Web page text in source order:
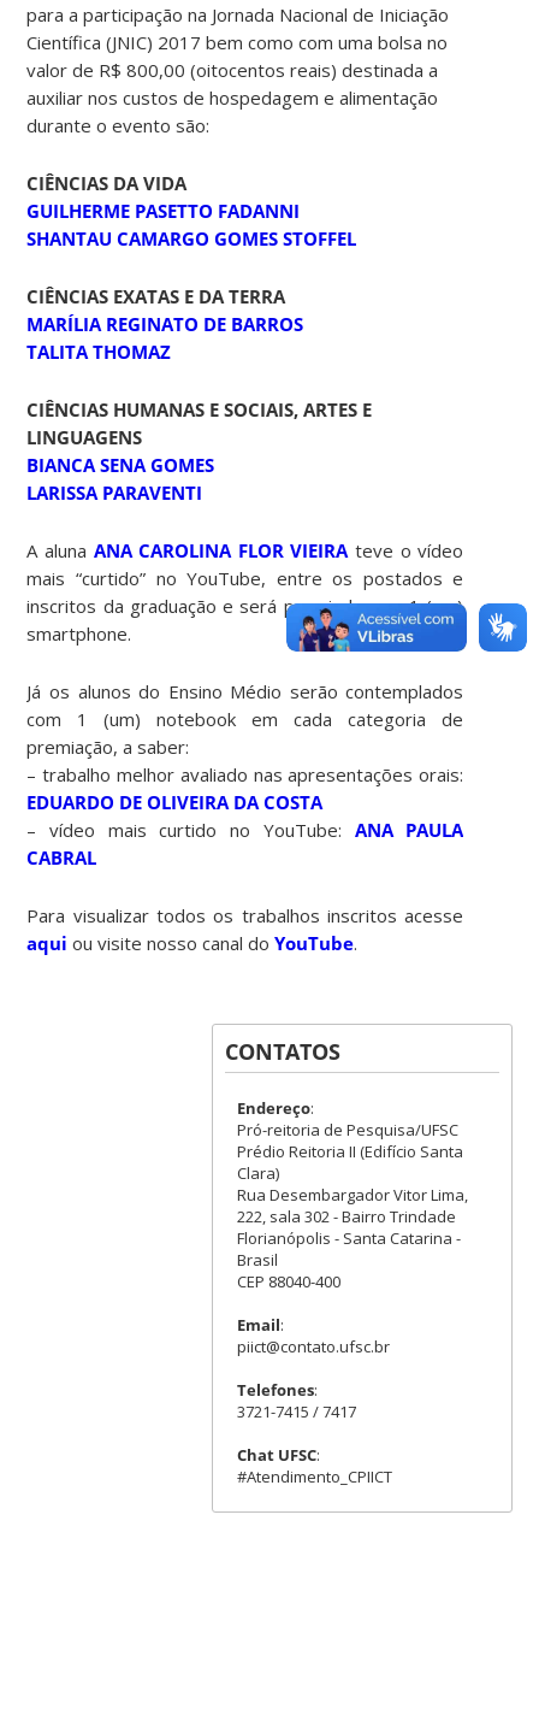
para a participação na Jornada Nacional de Iniciação
Científica (JNIC) 2017 bem como com uma bolsa no
valor de R$ 800,00 (oitocentos reais) destinada a
auxiliar nos custos de hospedagem e alimentação
durante o evento são:
CIÊNCIAS DA VIDA
GUILHERME PASETTO FADANNI
SHANTAU CAMARGO GOMES STOFFEL
CIÊNCIAS EXATAS E DA TERRA
MARÍLIA REGINATO DE BARROS
TALITA THOMAZ
CIÊNCIAS HUMANAS E SOCIAIS, ARTES E
LINGUAGENS
BIANCA SENA GOMES
LARISSA PARAVENTI
A aluna ANA CAROLINA FLOR VIEIRA teve o vídeo
mais “curtido” no YouTube, entre os postados e
inscritos da graduação e será premiada com 1 (um)
smartphone.
Já os alunos do Ensino Médio serão contemplados
com 1 (um) notebook em cada categoria de
premiação, a saber:
– trabalho melhor avaliado nas apresentações orais:
EDUARDO DE OLIVEIRA DA COSTA
– vídeo mais curtido no YouTube: ANA PAULA
CABRAL
Para visualizar todos os trabalhos inscritos acesse
aqui ou visite nosso canal doYouTube.
CONTATOS
Endereço:
Pró-reitoria de Pesquisa/UFSC
Prédio Reitoria II (Edifício Santa
Clara)
Rua Desembargador Vitor Lima,
222, sala 302 - Bairro Trindade
Florianópolis - Santa Catarina -
Brasil
CEP 88040-400
Email:
piict@contato.ufsc.br
Telefones:
3721-7415 / 7417
Chat UFSC:
#Atendimento_CPIICT